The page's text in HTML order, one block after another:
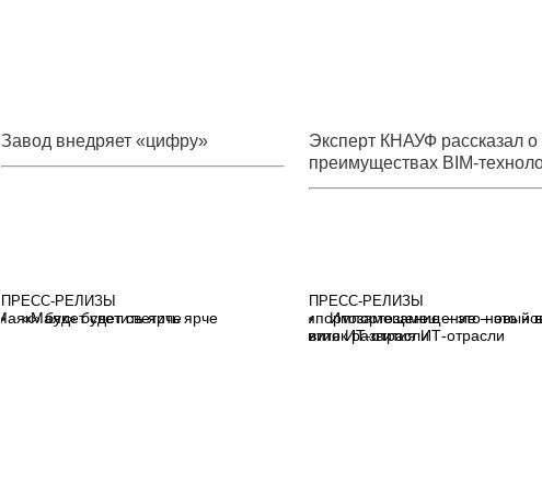
Завод внедряет «цифру»
Эксперт КНАУФ рассказал о
преимуществах BIM-
на итоговом мероприятии
ПРЕСС-РЕЛИЗЫ
«Маяк» будет светить ярче
ПРЕСС-РЕЛИЗЫ
Импортозамещение – это
виток развития ИТ-отрасли